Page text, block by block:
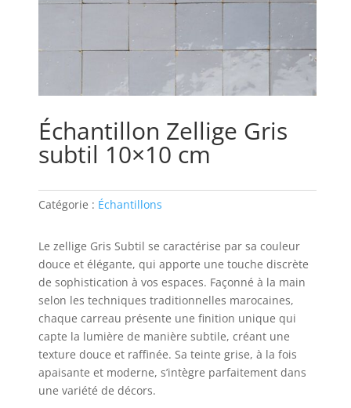
Échantillon Zellige Gris
subtil 10×10 cm
Catégorie : Échantillons
Le zellige Gris Subtil se caractérise par sa couleur
douce et élégante, qui apporte une touche discrète
de sophistication à vos espaces. Façonné à la main
selon les techniques traditionnelles marocaines,
chaque carreau présente une finition unique qui
capte la lumière de manière subtile, créant une
texture douce et raffinée. Sa teinte grise, à la fois
apaisante et moderne, s’intègre parfaitement dans
une variété de décors.